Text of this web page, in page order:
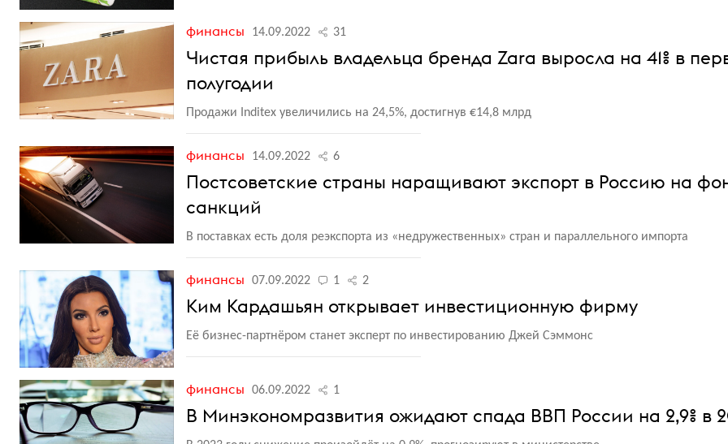
финансы 14.09.2022 31
Чистая прибыль владельца бренда Zara выросла на 41% в
полугодии
Продажи Inditex увеличились на 24,5%, достигнув €14,8 млрд
финансы 14.09.2022 6
Постсоветские страны наращивают экспорт в Россию на
санкций
В поставках есть доля реэкспорта из «недружественных» стран и параллельного импорта
финансы 07.09.2022 1 2
Ким Кардашьян открывает инвестиционную фирму
Её бизнес-партнёром станет эксперт по инвестированию Джей Сэммонс
финансы 06.09.2022 1
В Минэкономразвития ожидают спада ВВП России на 2,9% в